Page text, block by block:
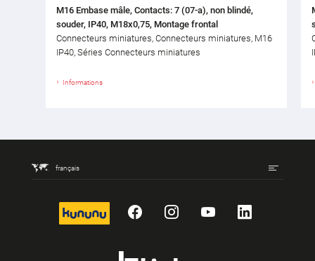
M16 Embase mâle, Contacts: 7 (07-a), non blindé,
souder, IP40, M18x0,75, Montage frontal
Connecteurs miniatures, Connecteurs miniatures, M16
IP40, Séries Connecteurs miniatures
Informations
français
kununu FacebookInstagram
YouTube